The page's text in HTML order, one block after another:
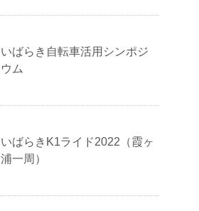
いばらき自転車活用シンポジ
ウム
いばらきK1ライド2022（霞ヶ
浦一周）